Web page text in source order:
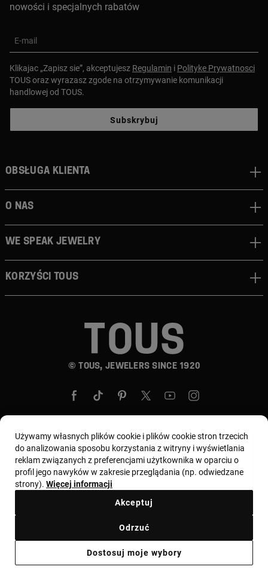
nowości i specjalnych rabatów
E-mail
Klikajac „Zapisz sie”, akceptujesz Regulamin i Polityke Prywatnosci
TOUS oraz wyrazasz zgode na otrzymywanie komunikacji
handlowej od TOUS.
Subskrybuj
© TOUS, JEWELERS SINCE 1920
Obsługa klienta
O nas
We speak jewelry
Korzyści TOUS
Wybierz kraj i walutę:Polska / Euro
Regulamin Warunki użytkowania i Polityka prywatności
Informacja prawna Ważna informacja dla konsumentów
Używamy własnych plików cookie i plików cookie stron trzecich
do analizowania sposobu korzystania z witryny i wyświetlania
reklam związanych z preferencjami użytkownika w oparciu o
profil jego nawyków w zakresie przeglądania (np. odwiedzane
strony). Więcej informacji
Dostosuj moje wybory
Odrzuć
Akceptuj